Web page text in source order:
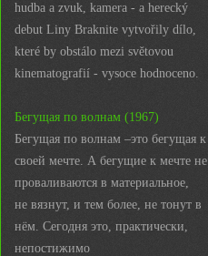
hudba a zvuk, kamera - a herecký
debut Liny Braknite vytvořily dílo,
které by obstálo mezi světovou
kinematografií - vysoce hodnoceno.
Бегущая по волнам (1967)
Бегущая по волнам –это бегущая к
своей мечте. А бегущие к мечте не
проваливаются в материальное,
не вязнут, и тем более, не тонут в
нём. Сегодня это, практически,
непостижимо